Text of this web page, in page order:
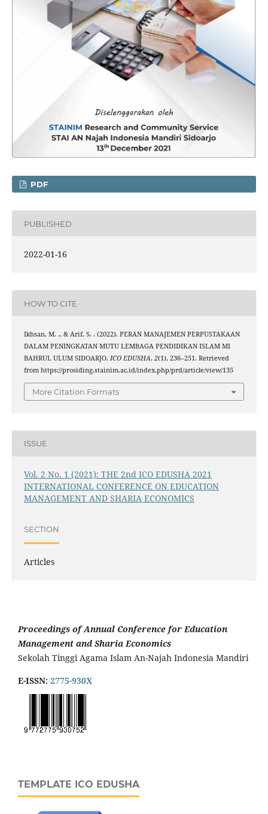
PDF
PUBLISHED
2022-01-16
HOW TO CITE
Ikhsan, M. ., & Arif, S. . (2022). PERAN MANAJEMEN PERPUSTAKAAN
DALAM PENINGKATAN MUTU LEMBAGA PENDIDIKAN ISLAM MI
BAHRUL ULUM SIDOARJO. ICO EDUSHA, 2(1), 236–251. Retrieved
from https://prosiding.stainim.ac.id/index.php/prd/article/view/135
More Citation Formats
ISSUE
Vol. 2 No. 1 (2021): THE 2nd ICO EDUSHA 2021
INTERNATIONAL CONFERENCE ON EDUCATION
MANAGEMENT AND SHARIA ECONOMICS
SECTION
Articles
Proceedings of Annual Conference for Education
Management and Sharia Economics
Sekolah Tinggi Agama Islam An-Najah Indonesia Mandiri
E-ISSN: 2775-930X
TEMPLATE ICO EDUSHA